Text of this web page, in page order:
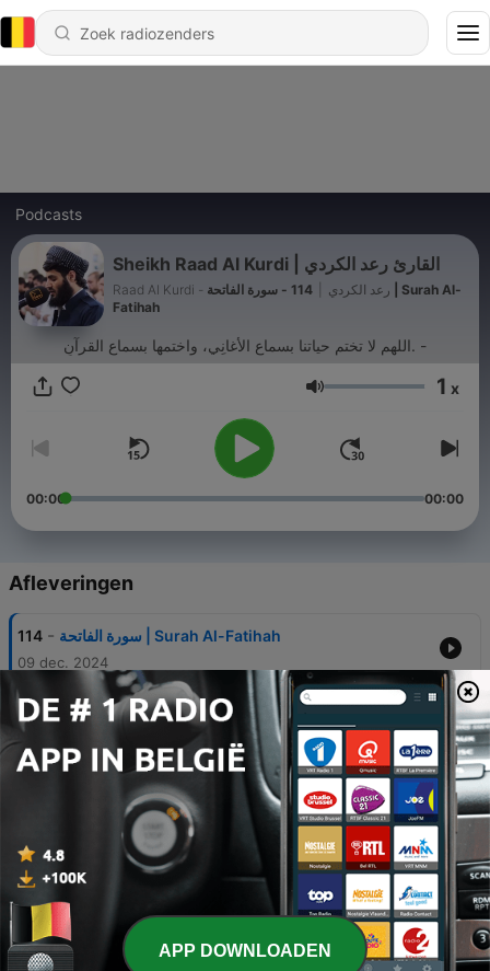
Podcasts
Sheikh Raad Al Kurdi | القارئ رعد الكردي
Raad Al Kurdi - رعد الكردي
114 - سورة الفاتحة | Surah Al-
Fatihah
اللهم لا تختم حياتنا بسماعِ الأغانِي، واختمها بسماعِ القرآنِ. -
Volume 1 x
00:00 00:00
Afleveringen
114 - سورة الفاتحة | Surah Al-Fatihah
09 dec. 2024
113 - سورة البقرة | Surah Al-Baqarah
26 apr. 2025
112 - سورة آل عمران | Surah Aal-E-Imran
111 - سورة النساء | Surah An-Nisa
09 dec. 2024
110 - سورة المائدة | Surah Al-Ma'idah
09 dec. 2024 APP DOWNLOADEN